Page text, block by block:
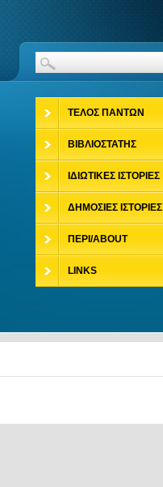
ΤΕΛΟΣ ΠΑΝΤΩΝ
ΒΙΒΛΙΟΣΤΑΤΗΣ
ΙΔΙΩΤΙΚΕΣ ΙΣΤΟΡΙΕΣ
ΔΗΜΟΣΙΕΣ ΙΣΤΟΡΙΕΣ
ΠΕΡΙ/ABOUT
LINKS